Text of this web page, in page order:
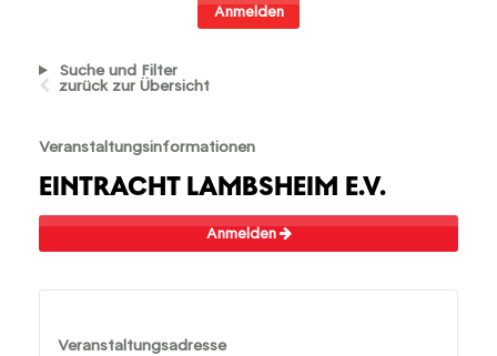
Anmelden
Suche und Filter
zurück zur Übersicht
Veranstaltungsinformationen
EINTRACHT LAMBSHEIM E.V.
Anmelden
Veranstaltungsadresse